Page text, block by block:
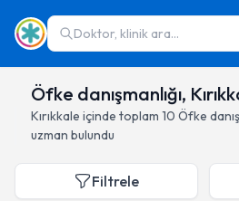
Doktor, klinik ara...
Öfke danışmanlığı,
Kırıkkale içinde toplam 10 Öfke
uzman bulundu
Filtrele